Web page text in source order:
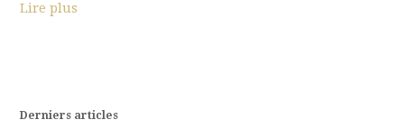
Lire plus
Derniers articles